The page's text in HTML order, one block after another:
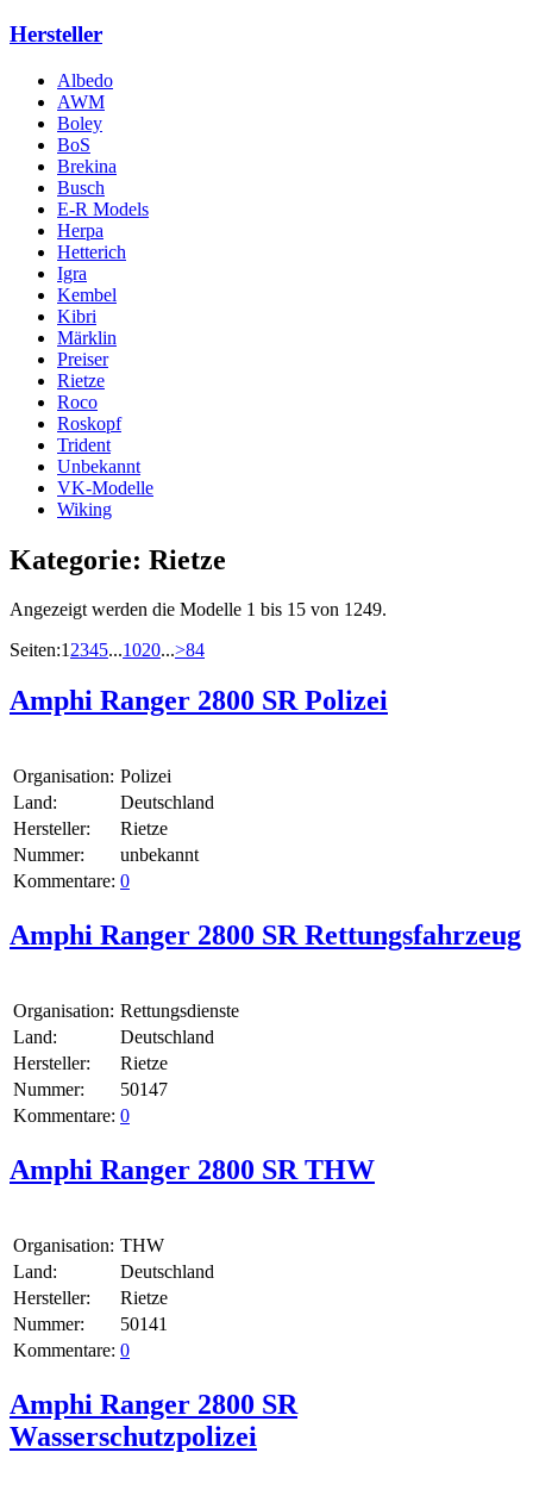
Hersteller
Albedo
AWM
Boley
BoS
Brekina
Busch
E-R Models
Herpa
Hetterich
Igra
Kembel
Kibri
Märklin
Preiser
Rietze
Roco
Roskopf
Trident
Unbekannt
VK-Modelle
Wiking
Kategorie: Rietze
Angezeigt werden die Modelle 1 bis 15 von 1249.
Seiten:12345...1020...>84
Amphi Ranger 2800 SR Polizei
Organisation: Polizei
Land:
Deutschland
Hersteller:
Rietze
Nummer:
unbekannt
Kommentare: 0
Amphi Ranger 2800 SR Rettungsfahrzeug
Organisation: Rettungsdienste
Land:
Deutschland
Hersteller:
Rietze
Nummer:
50147
Kommentare: 0
Amphi Ranger 2800 SR THW
Organisation: THW
Land:
Deutschland
Hersteller:
Rietze
Nummer:
50141
Kommentare: 0
Amphi Ranger 2800 SR
Wasserschutzpolizei